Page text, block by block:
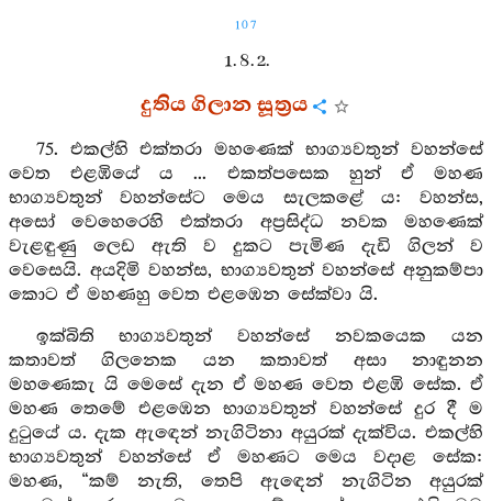
107
1. 8. 2.
දුතිය ගිලාන සූත්‍රය
75. එකල්හි එක්තරා මහණෙක් භාග්‍යවතුන් වහන්සේ
වෙත එළඹියේ ය ... එකත්පසෙක හුන් ඒ මහණ
භාග්‍යවතුන් වහන්සේට මෙය සැලකළේ ය: වහන්ස,
අසෝ වෙහෙරෙහි එක්තරා අප්‍රසිද්ධ නවක මහණෙක්
වැළඳුණු ලෙඩ ඇති ව දුකට පැමිණ දැඩි ගිලන් ව
වෙසෙයි. අයදිමි වහන්ස, භාග්‍යවතුන් වහන්සේ අනුකම්පා
කොට ඒ මහණහු වෙත එළඹෙන සේක්වා යි.
ඉක්බිති භාග්‍යවතුන් වහන්සේ නවකයෙක යන
කතාවත් ගිලනෙක යන කතාවත් අසා නාඳුනන
මහණෙකැ යි මෙසේ දැන ඒ මහණ වෙත එළඹි සේක. ඒ
මහණ තෙමේ එළඹෙන භාග්‍යවතුන් වහන්සේ දුර දී ම
දුටුයේ ය. දැක ඇඳෙන් නැගිටිනා අයුරක් දැක්විය. එකල්හි
භාග්‍යවතුන් වහන්සේ ඒ මහණට මෙය වදාළ සේක:
මහණ, “කම් නැති, තෙපි ඇඳෙන් නැගිටින අයුරක්